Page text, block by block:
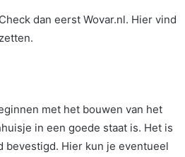
dan eerst Wovar.nl. Hier vind
met het bouwen van het
in een goede staat is. Het is
bevestigd. Hier kun je eventueel